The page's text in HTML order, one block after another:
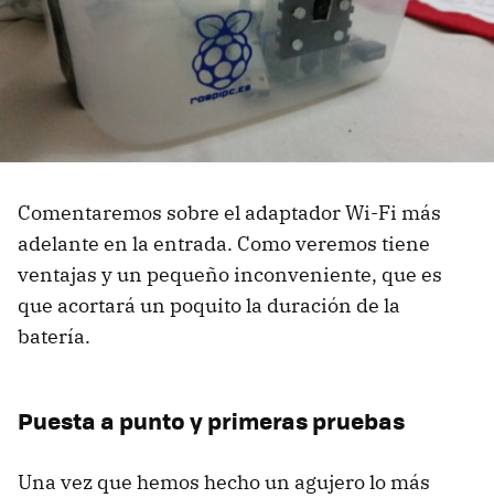
Comentaremos sobre el adaptador Wi-Fi más
adelante en la entrada. Como veremos tiene
ventajas y un pequeño inconveniente, que es
que acortará un poquito la duración de la
batería.
Puesta a punto y primeras pruebas
Una vez que hemos hecho un agujero lo más